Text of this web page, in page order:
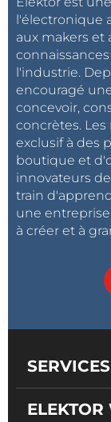
l'électronique
aux makers et
l'industrie.
encouragé
concevoir,
concrètes.
exclusif à des
boutique et
innovateurs
train
une
à créer et à
SERVICES